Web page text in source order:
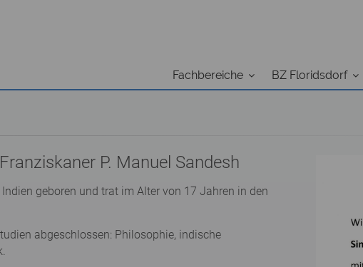
Fachbereiche BZ Floridsdorf
P. Manuel Sandesh
geboren und trat im Alter von 17 Jahren in den
abgeschlossen: Philosophie, indische